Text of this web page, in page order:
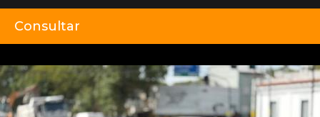
Consultar